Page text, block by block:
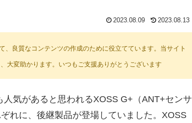
2023.08.09 2023.08.13
良質なコンテンツの作成のために役立てています。当サイト
大変助かります。いつもご支援ありがとうございます
気があると思われるXOSS G+（ANT+センサ
れに、後継製品が登場していました。XOSS